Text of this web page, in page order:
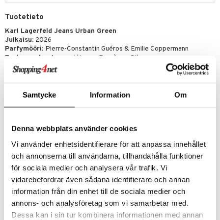
Samtycke Information Om
Denna webbplats använder cookies
Vi använder enhetsidentifierare för att anpassa innehållet
och annonserna till användarna, tillhandahålla funktioner
för sociala medier och analysera vår trafik. Vi
vidarebefordrar även sådana identifierare och annan
information från din enhet till de sociala medier och
annons- och analysföretag som vi samarbetar med.
Dessa kan i sin tur kombinera informationen med annan
Tuotetieto
Karl Lagerfeld Jeans Urban Green
Julkaisu: 2026
Parfymööri: Pierre-Constantin Guéros & Emilie Coppermann
Tuoksuperhe:
Aromaattinen – Fougère – Sitrus
Karl Lagerfeld Jeans Urban Green Eau de Toilette on maskuliininen ja
Tuoksu avautuu eloisilla cedrat-essenssin vivahteilla, jotka antavat
joka luo magneettisen ja pehmeästi syleilevän intensiteetin, jolla on
Tyylikäs vihreän sävyinen pullo on koristeltu ikonisella “K”-
signatuurilla ja inspiroitunut Karl Lagerfeldin klassisesta profiilista,
mikä vahvistaa tuoksun modernia ja urbaania ilmettä.
Ylävivahteet: sitruuna
Sydänvivahteet: valkoinen laventeli
Pohjavivahteet
: tonkapapu